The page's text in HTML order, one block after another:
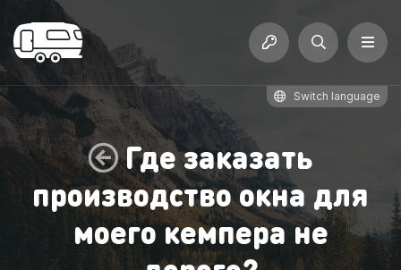
Switch language
Где заказать
производство окна для
моего кемпера не